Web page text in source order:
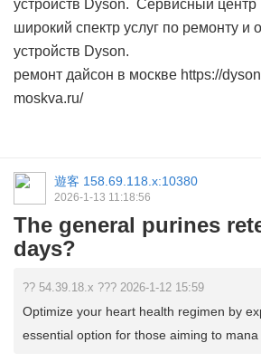
устройств Dyson. Сервисный центр
широкий спектр услуг по ремонту и
устройств Dyson.
ремонт дайсон в москве https://
moskva.ru/
遊客 158.69.118.x:10380
2026-1-13 11:18:56
The general purines
days?
?? 54.39.18.x ??? 2026-1-12 15:59
Optimize your heart health regimen by
essential option for those aiming to mana